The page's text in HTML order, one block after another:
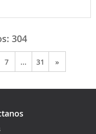
304
7 ... 31 »